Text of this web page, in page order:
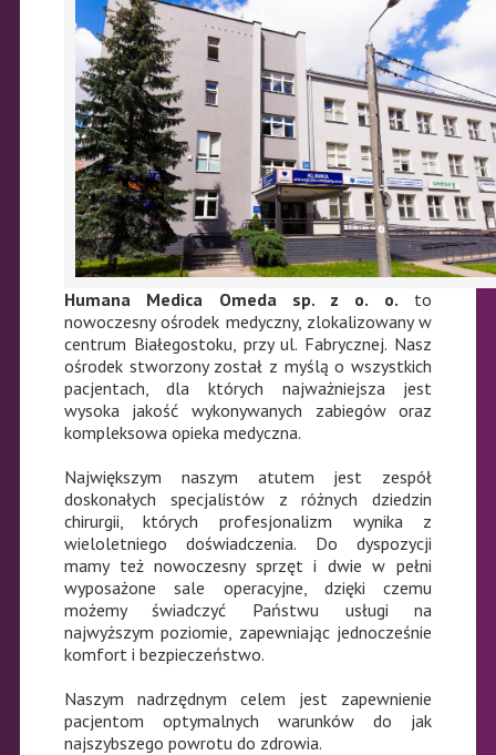
Humana Medica Omeda sp. z o. o. to
nowoczesny ośrodek medyczny, zlokalizowany w
centrum Białegostoku, przy ul. Fabrycznej. Nasz
ośrodek stworzony został z myślą o wszystkich
pacjentach, dla których najważniejsza jest
wysoka jakość wykonywanych zabiegów oraz
kompleksowa opieka medyczna.
Największym naszym atutem jest zespół
doskonałych specjalistów z różnych dziedzin
chirurgii, których profesjonalizm wynika z
wieloletniego doświadczenia. Do dyspozycji
mamy też nowoczesny sprzęt i dwie w pełni
wyposażone sale operacyjne, dzięki czemu
możemy świadczyć Państwu usługi na
najwyższym poziomie, zapewniając jednocześnie
komfort i bezpieczeństwo.
Naszym nadrzędnym celem jest zapewnienie
pacjentom optymalnych warunków do jak
najszybszego powrotu do zdrowia.